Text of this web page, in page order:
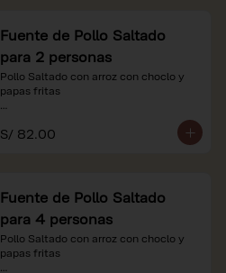
Fuente de Pollo Saltado
para 2 personas
Pollo Saltado con arroz con choclo y
papas fritas
*Nuestros precios están expresados en
soles e incluyen impuestos de ley y
S/ 82.00
Fuente de Pollo Saltado
para 4 personas
Pollo Saltado con arroz con choclo y
papas fritas